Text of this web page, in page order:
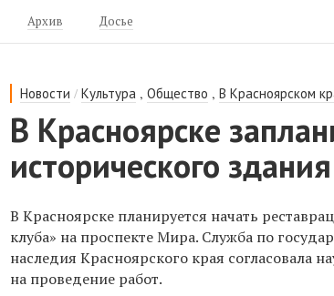
Архив Досье
Новости /Культура ,Общество ,В Красноярском
В Красноярске
исторического
В Красноярске планируется начать
клуба» на проспекте Мира. Служба по
наследия Красноярского края согласовала
на проведение работ.